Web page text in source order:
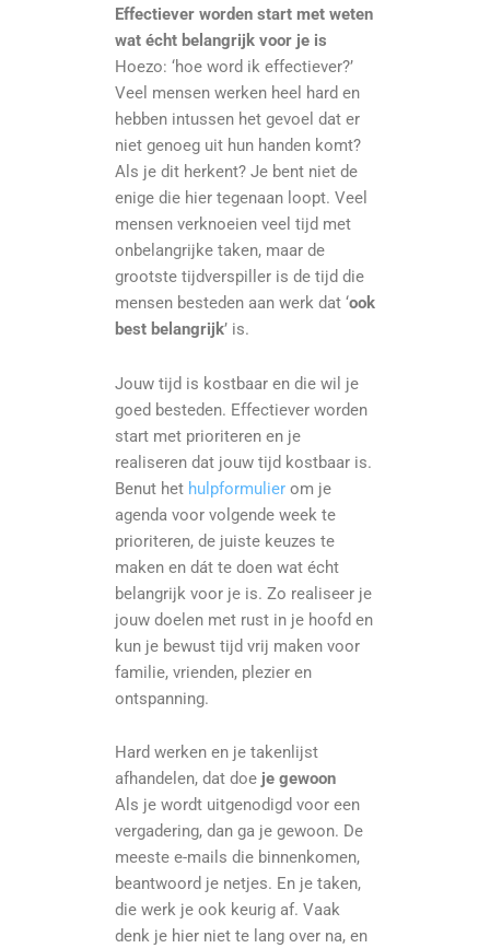
Effectiever worden start met weten
wat écht belangrijk voor je is
Hoezo: ‘hoe word ik effectiever?’
Veel mensen werken heel hard en
hebben intussen het gevoel dat er
niet genoeg uit hun handen komt?
Als je dit herkent? Je bent niet de
enige die hier tegenaan loopt. Veel
mensen verknoeien veel tijd met
onbelangrijke taken, maar de
grootste tijdverspiller is de tijd die
mensen besteden aan werk dat ‘ook
best belangrijk’ is.
Jouw tijd is kostbaar en die wil je
goed besteden. Effectiever worden
start met prioriteren en je
realiseren dat jouw tijd kostbaar is.
Benut het hulpformulier om je
agenda voor volgende week te
prioriteren, de juiste keuzes te
maken en dát te doen wat écht
belangrijk voor je is. Zo realiseer je
jouw doelen met rust in je hoofd en
kun je bewust tijd vrij maken voor
familie, vrienden, plezier en
ontspanning.
Hard werken en je takenlijst
afhandelen, dat doe je gewoon
Als je wordt uitgenodigd voor een
vergadering, dan ga je gewoon. De
meeste e-mails die binnenkomen,
beantwoord je netjes. En je taken,
die werk je ook keurig af. Vaak
denk je hier niet te lang over na, en